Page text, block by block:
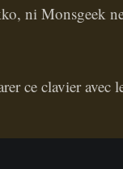
ni Monsgeek
ce clavier